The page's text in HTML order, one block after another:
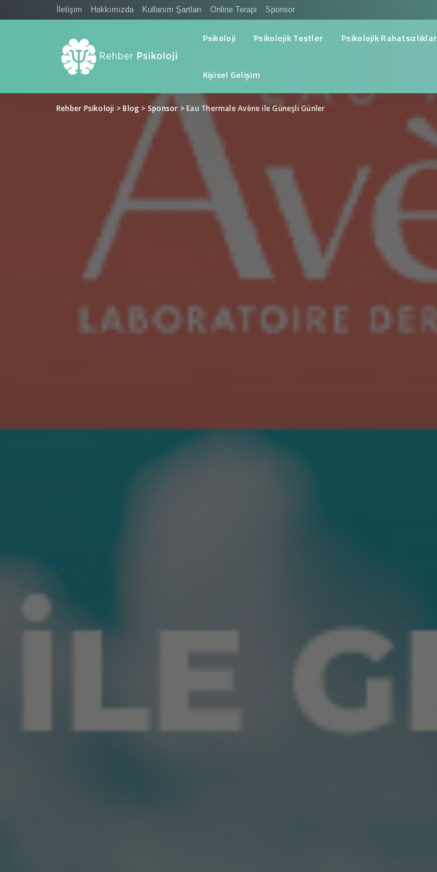
İletişim Hakkımızda Kullanım Şartları Online Terapi Sponsor
Psikoloji Psikolojik Testler Psikolojik Rahatsızlıklar
Kişisel Gelişim
Rehber Psikoloji >Blog > Sponsor >Eau Thermale Avène ile Güneşli Günler